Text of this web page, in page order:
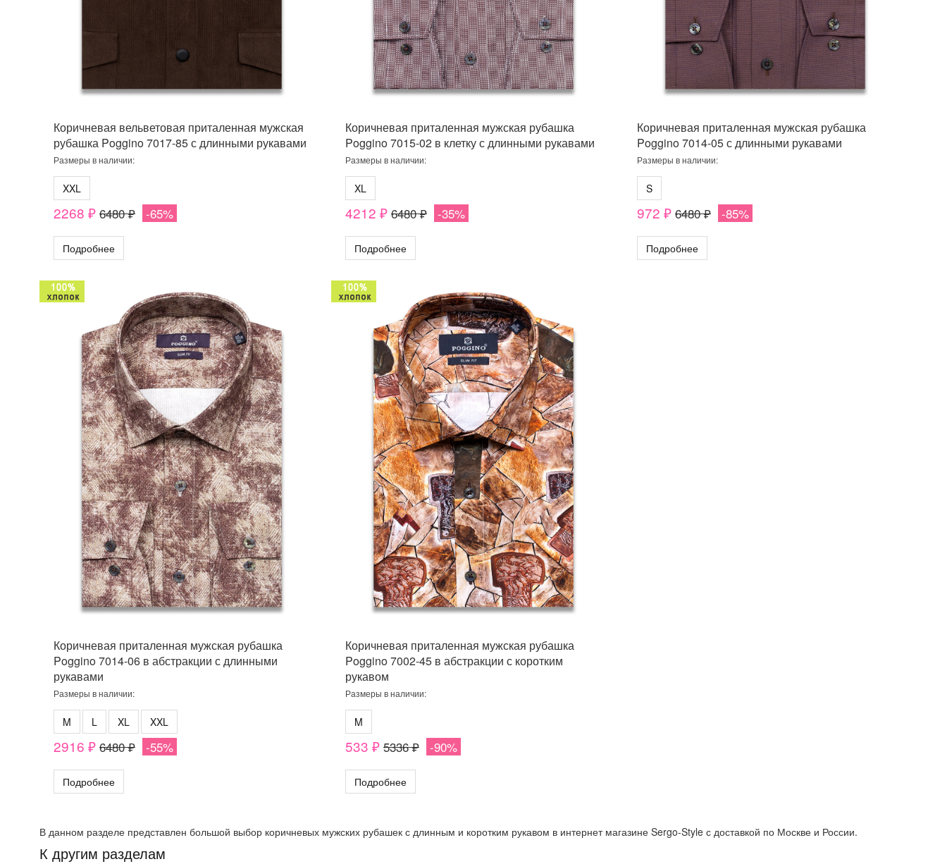
Коричневая вельветовая приталенная мужская
рубашка Poggino 7017-85 с длинными рукавами
Размеры в наличии:
XXL
2268 ₽ 6480 ₽ -65%
Подробнее
Коричневая приталенная мужская рубашка
Poggino 7015-02 в клетку с длинными рукавами
Размеры в наличии:
XL
4212 ₽ 6480 ₽ -35%
Подробнее
Коричневая приталенная мужская рубашка
Poggino 7014-05 с длинными рукавами
Размеры в наличии:
S
972 ₽ 6480 ₽ -85%
Подробнее
Коричневая приталенная мужская рубашка
Poggino 7014-06 в абстракции с длинными
рукавами
Размеры в наличии:
M L XL XXL
2916 ₽ 6480 ₽ -55%
Подробнее
Коричневая приталенная мужская рубашка
Poggino 7002-45 в абстракции с коротким
рукавом
Размеры в наличии:
M
533 ₽ 5336 ₽ -90%
Подробнее
В данном разделе представлен большой выбор коричневых мужских рубашек с длинным и коротким рукавом в интернет магазине Sergo-Style с доставкой по Москве и России.
К другим разделам